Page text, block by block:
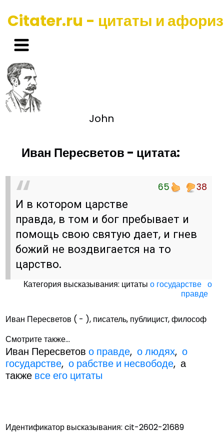
Citater.ru - цитаты и
John
Иван Пересветов - цитата:
65 38
И в котором царстве
правда, в том и бог пребывает и
помощь свою святую дает, и гнев
божий не воздвигается на то
царство.
Категория высказывания: цитатыо государстве о
правде
Иван Пересветов ( - ), писатель, публицист, философ
Смотрите также...
Иван Пересветово правде,о людях,о
государстве,о рабстве и несвободе, а
также все его цитаты
Идентификатор высказывания: cit-2602-21689